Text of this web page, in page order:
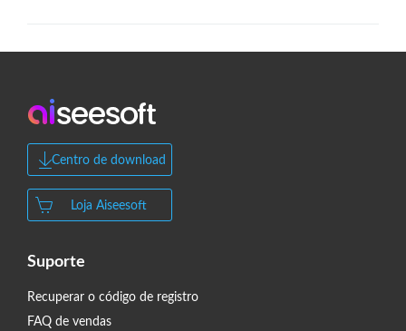
Centro de download
Loja Aiseesoft
Suporte
Recuperar o código de registro
FAQ de vendas